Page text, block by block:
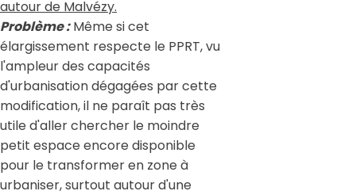
autour de Malvézy.
Problème :Même si cet
élargissement respecte le PPRT, vu
l'ampleur des capacités
d'urbanisation dégagées par cette
modification, il ne paraît pas très
utile d'aller chercher le moindre
petit espace encore disponible
pour le transformer en zone à
urbaniser, surtout autour d'une